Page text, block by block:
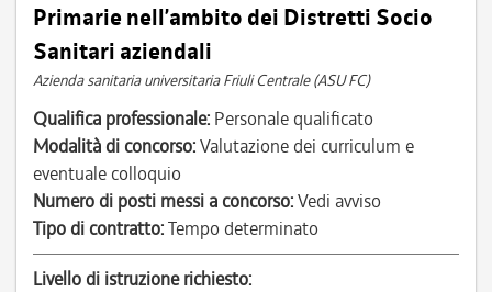
Primarie nell’ambito dei Distretti Socio
Sanitari aziendali
Azienda sanitaria universitaria Friuli Centrale (ASU FC)
Qualifica professionale: Personale qualificato
Modalità di concorso:Valutazione dei curriculum e
eventuale colloquio
Numero di posti messi a concorso:Vedi avviso
Tipo di contratto:Tempo determinato
Livello di istruzione richiesto: